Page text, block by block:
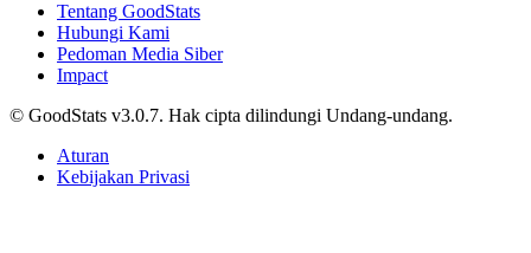
Tentang GoodStats
Hubungi Kami
Pedoman Media Siber
Impact
© GoodStats v3.0.7. Hak cipta dilindungi Undang-undang.
Aturan
Kebijakan Privasi